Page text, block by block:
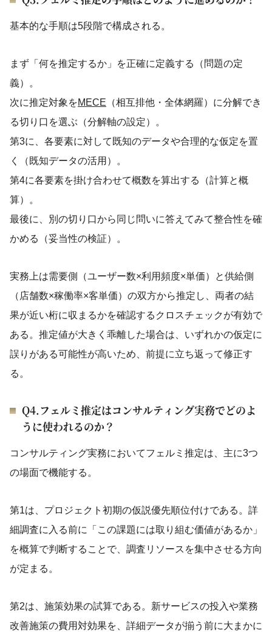
基本的な手順は5段階で構成される。
まず「何を推定するか」を正確に定義する（問題の定
義）。
次に推定対象をMECE （相互排他・全体網羅）に分解でき
る切り口を選ぶ（分解軸の設定）。
第3に、各要素に対して既知のデータや合理的な仮定を置
く（既知データの活用）。
第4に各要素を掛け合わせて概数を算出する（計算と概
算）。
最後に、別の切り口から同じ問いに答えてみて整合性を確
かめる（妥当性の検証）。
実務上は需要側（ユーザー数×利用頻度×単価）と供給側
（店舗数×稼働率×客単価）の双方から推定し、両者の結
果が近い桁に収まるかを確認するクロスチェックが有効で
ある。推定値が大きく乖離した場合は、いずれかの仮定に
誤りがある可能性が高いため、前提に立ち返って修正す
る。
Q4.フェルミ推定はコンサルティング実務でどのよ
うに使われるのか？
コンサルティング実務においてフェルミ推定は、主に3つ
の場面で機能する。
第1は、プロジェクト初期の仮説優先順位付けである。詳
細調査に入る前に「この課題には取り組む価値があるか」
を概算で判断することで、調査リソースを集中させる方向
が定まる。
第2は、施策効果の試算である。新サービスの投入や業務
改善施策の費用対効果を、詳細データが揃う前に大まかに